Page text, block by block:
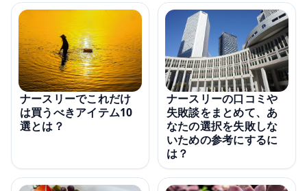
ナースリーでこれだけ
は買うべきアイテム10
選とは？
ナースリーの口コミや
失敗談をまとめて、あ
なたの選択を失敗しな
いための参考にするに
は？